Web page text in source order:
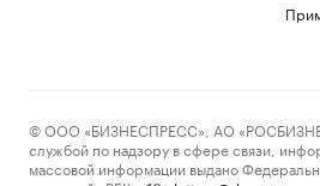
© ООО «БИЗНЕСПРЕСС», АО
службой по надзору в сфере связи,
массовой информации выдано